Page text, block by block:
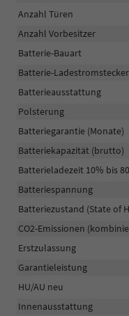
Anzahl Türen
Anzahl Vorbesitzer
Batterie-Bauart
Batterie-Ladestromstecker
Batterieausstattung
Polsterung
Batteriegarantie (Monate)
Batteriekapazität (brutto)
Batterieladezeit 10% bis
Batteriespannung
Batteriezustand (State of
CO2-Emissionen
Erstzulassung
Garantieleistung
HU/AU neu
Innenausstattung